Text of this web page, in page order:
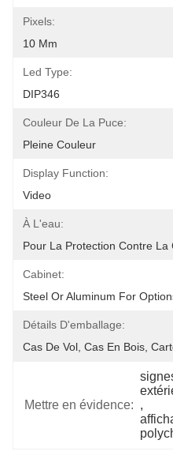
Pixels:
10 Mm
Led Type:
DIP346
Couleur De La Puce:
Pleine Couleur
Display Function:
Video
À L'eau:
Pour La Protection Contre La
Cabinet:
Steel Or Aluminum For
Détails D'emballage:
Cas De Vol, Cas En Bois,
Mettre en évidence: ,